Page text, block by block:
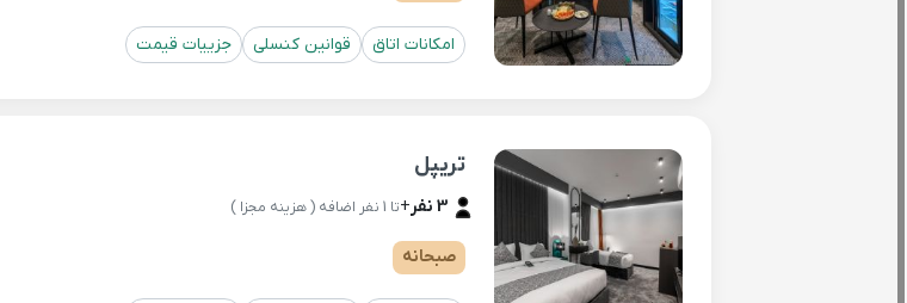
امکانات اتاق قوانین کنسلی جزییات قیمت
تریپل
3 نفر +تا 1 نفر اضافه ( هزینه مجزا )
صبحانه